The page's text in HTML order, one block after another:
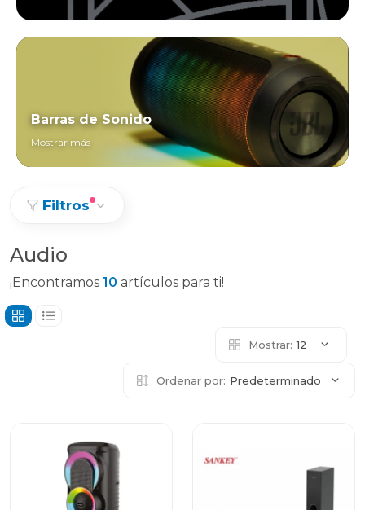
Barras de Sonido
Mostrar más
Filtros
Audio
¡Encontramos 10 artículos para ti!
Mostrar: 12
Ordenar por: Predeterminado